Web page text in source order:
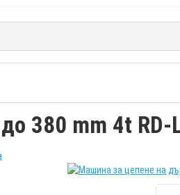
380 mm 4t RD-